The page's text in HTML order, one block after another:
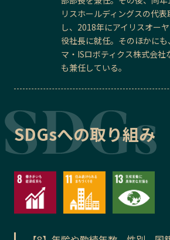
リスホールディングスの代
し、2018年にアイリスオー
役社長に就任。そのほかに
マ・ISロボティクス株式会
も兼任している。
SDGsへの取り組み